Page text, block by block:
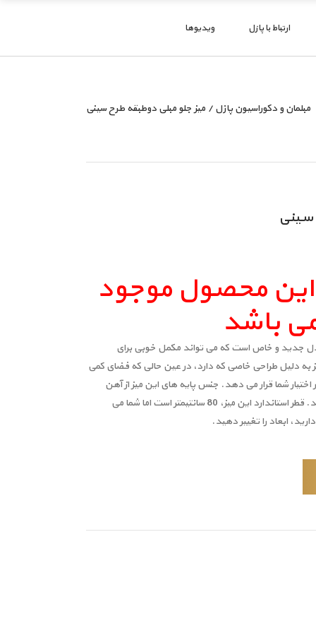
ارتباط با پازل ویدیوها
مبلمان و دکوراسیون پازل/ میز جلو مبلی دوطبقه طرح سینی
سینی
این محصول موجود
باشد
جدید و خاص است که می تواند مکمل خوبی برای
به دلیل طراحی خاصی که دارد، در عین حالی که فضای کمی
اختیار شما قرار می دهد. جنس پایه های این میز از آهن
است و سینی های میز روکش چوب هستند. قطر استاندارد این میز، 80 سانتیمتر است اما شما می
ابعاد را تغییر دهید.